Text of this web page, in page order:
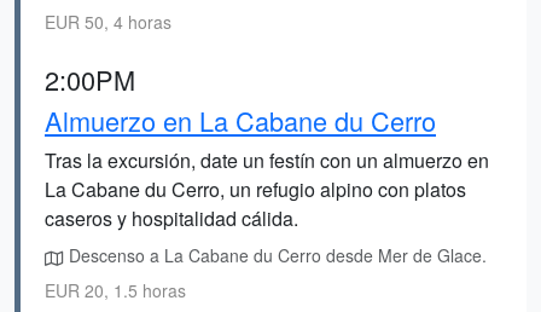
EUR 50, 4 horas
2:00PM
Almuerzo en La Cabane du Cerro
Tras la excursión, date un festín con un almuerzo en
La Cabane du Cerro, un refugio alpino con platos
caseros y hospitalidad cálida.
Descenso a La Cabane du Cerro desde Mer de Glace.
EUR 20, 1.5 horas